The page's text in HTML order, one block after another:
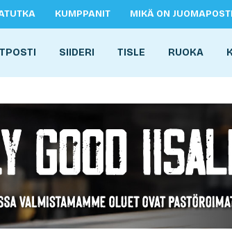
KUMPPANIT MIKÄ ON JUOMAPOSTI
SIIDERI TISLE RUOKA